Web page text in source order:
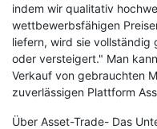
indem wir qualitativ
wettbewerbsfähigen
liefern, wird sie
oder versteigert." Man
Verkauf von gebrauchten
zuverlässigen Plattform
Über Asset-Trade- Das